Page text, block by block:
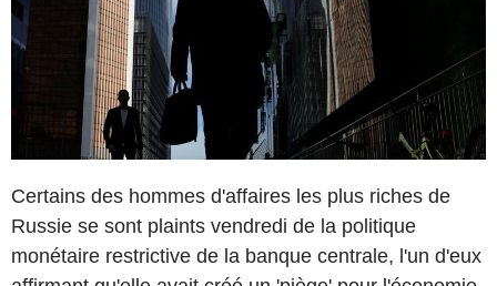
Certains des hommes d'affaires les plus riches de
Russie se sont plaints vendredi de la politique
monétaire restrictive de la banque centrale, l'un d'eux